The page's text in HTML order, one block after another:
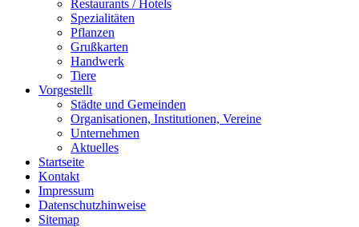
Restaurants / Hotels
Spezialitäten
Pflanzen
Grußkarten
Handwerk
Tiere
Vorgestellt
Städte und Gemeinden
Organisationen, Institutionen, Vereine
Unternehmen
Aktuelles
Startseite
Kontakt
Impressum
Datenschutzhinweise
Sitemap